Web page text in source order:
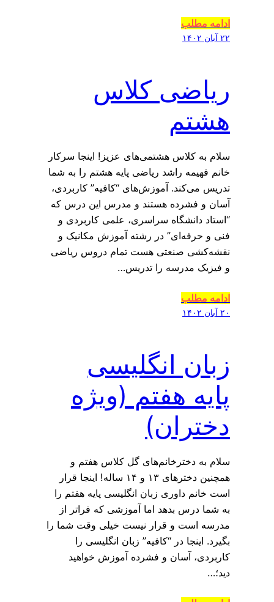
ادامه مطلب
۲۲ آبان ۱۴۰۲
ریاضی کلاس
هشتم
سلام به کلاس هشتمی‌های عزیز! اینجا سرکار
خانم فهیمه راشد ریاضی پایه هشتم را به شما
تدریس می‌کند. آموزش‌های “کافیه” کاربردی،
آسان و فشرده هستند و مدرس این درس که
“استاد دانشگاه سراسری، علمی کاربردی و
فنی و حرفه‌ای” در رشته آموزش مکانیک و
نقشه‌کشی صنعتی هست تمام دروس ریاضی
و فیزیک مدرسه را تدریس…
ادامه مطلب
۲۰ آبان ۱۴۰۲
زبان انگلیسی
پایه هفتم (ویژه
دختران)
سلام به دخترخانم‌های گل کلاس هفتم و
همچنین دخترهای ۱۳ و ۱۴ ساله! اینجا قرار
است خانم داوری زبان انگلیسی پایه هفتم را
به شما درس بدهد اما آموزشی که فراتر از
مدرسه است و قرار نیست خیلی وقت شما را
بگیرد. اینجا در “کافیه” زبان انگلیسی را
کاربردی، آسان و فشرده آموزش خواهید
دید؛…